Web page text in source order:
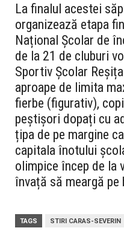
La finalul acestei
organizează etapa
Național Școlar de
de la 21 de cluburi
Sportiv Școlar
aproape de limita
fierbe (figurativ),
peștișori dopați cu
țipa de pe margine
capitala înotului
olimpice încep de la
învață să meargă
TAGS STIRI CARAS-SEVERIN